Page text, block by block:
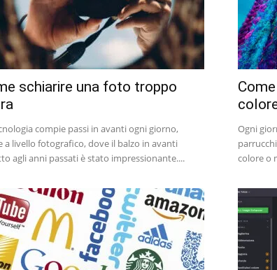
schiarire una foto troppo
compie passi in avanti ogni giorno,
a livello fotografico, dove il balzo in avanti
agli anni passati è stato impressionante....
Ogni
colore o